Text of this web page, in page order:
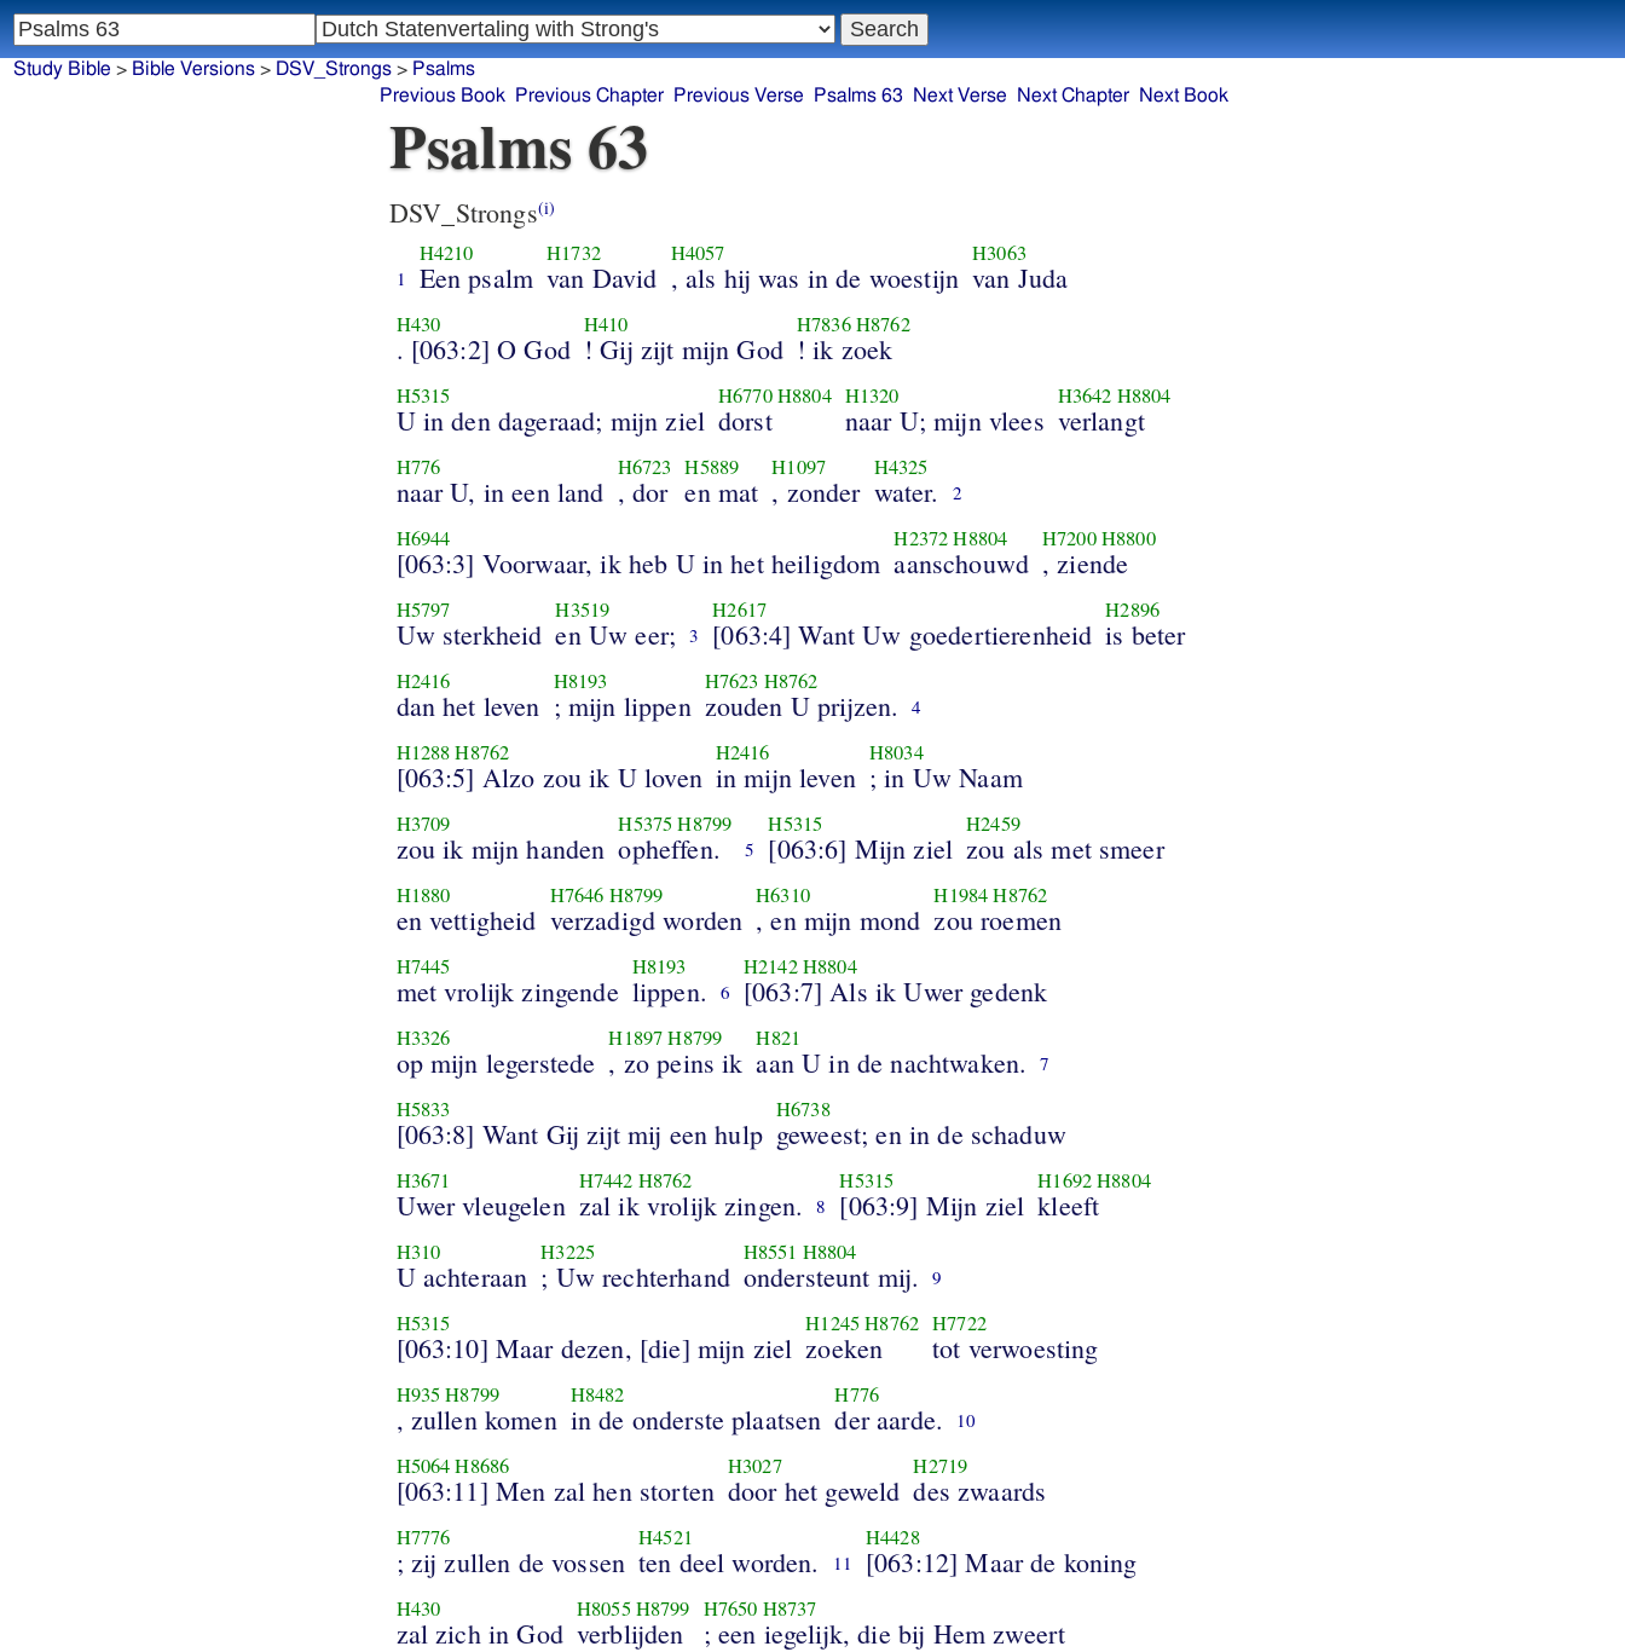
Psalms 63
DSV_Strongs(i)
1
H4210
Een psalm
H1732
van David
H4057
, als hij was in de woestijn
H3063
van Juda
H430
. [063:2] O God
H410
! Gij zijt mijn God
H7836H8762
! ik zoek
H5315
U in den dageraad; mijn ziel
H6770H8804
dorst
H1320
naar U; mijn vlees
H3642 H8804
verlangt
H776
naar U, in een land
H6723
, dor
H5889
en mat
H1097
, zonder
H4325
water. 2
H6944
[063:3] Voorwaar, ik heb U in het heiligdom
H2372H8804
aanschouwd
H7200H8800
, ziende
H5797
Uw sterkheid
H3519
en Uw eer; 3
H2617
[063:4] Want Uw goedertierenheid
H2896
is beter
H2416
dan het leven
H8193
; mijn lippen
H7623 H8762
zouden U prijzen. 4
H1288 H8762
[063:5] Alzo zou ik U loven
H2416
in mijn leven
H8034
; in Uw Naam
H3709
zou ik mijn handen
H5375H8799
opheffen. 5
H5315
[063:6] Mijn ziel
H2459
zou als met smeer
H1880
en vettigheid
H7646 H8799
verzadigd worden
H6310
, en mijn mond
H1984H8762
zou roemen
H7445
met vrolijk zingende
H8193
lippen. 6
H2142H8804
[063:7] Als ik Uwer gedenk
H3326
op mijn legerstede
H1897H8799
, zo peins ik
H821
aan U in de nachtwaken. 7
H5833
[063:8] Want Gij zijt mij een hulp
H6738
geweest; en in de schaduw
H3671
Uwer vleugelen
H7442 H8762
zal ik vrolijk zingen. 8
H5315
[063:9] Mijn ziel
H1692H8804
kleeft
H310
U achteraan
H3225
; Uw rechterhand
H8551 H8804
ondersteunt mij. 9
H5315
[063:10] Maar dezen, [die] mijn ziel
H1245H8762
zoeken
H7722
tot verwoesting
H935H8799
, zullen komen
H8482
in de onderste plaatsen
H776
der aarde. 10
H5064 H8686
[063:11] Men zal hen storten
H3027
door het geweld
H2719
des zwaards
H7776
; zij zullen de vossen
H4521
ten deel worden. 11
H4428
[063:12] Maar de koning
H430
zal zich in God
H8055H8799
verblijden
H7650 H8737
; een iegelijk, die bij Hem zweert
Study Bible > Bible Versions> DSV_Strongs> Psalms
Previous Book
Previous Chapter Previous Verse Psalms 63 Next Verse Next Chapter Next Book